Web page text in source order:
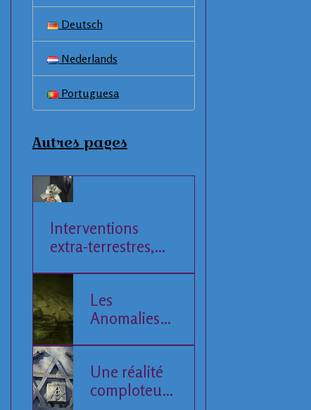
Deutsch
Nederlands
Portuguesa
Autres pages
Interventions
extra-terrestres,
Les
Anomalies
Une réalité
comploteuse